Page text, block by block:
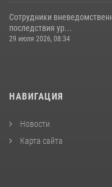
Сотрудники
последствия ур...
29 июля 2026, 08:34
НАВИГАЦИЯ
Новости
Карта сайта